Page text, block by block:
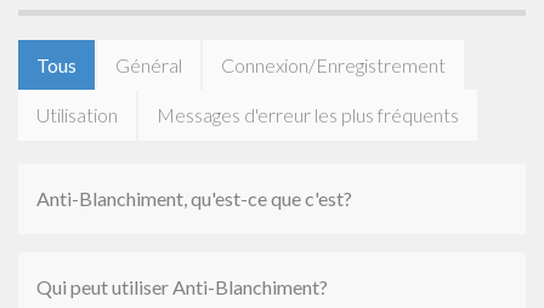
Tous Général Connexion/Enregistrement
Utilisation Messages d'erreur les plus fréquents
Anti-Blanchiment, qu'est-ce que c'est?
Qui peut utiliser Anti-Blanchiment?